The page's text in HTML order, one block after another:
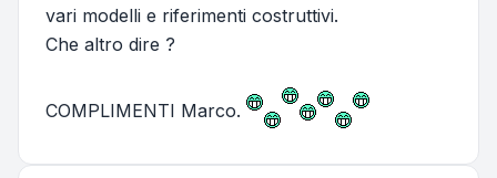
vari modelli e riferimenti costruttivi.
Che altro dire ?
COMPLIMENTI Marco.